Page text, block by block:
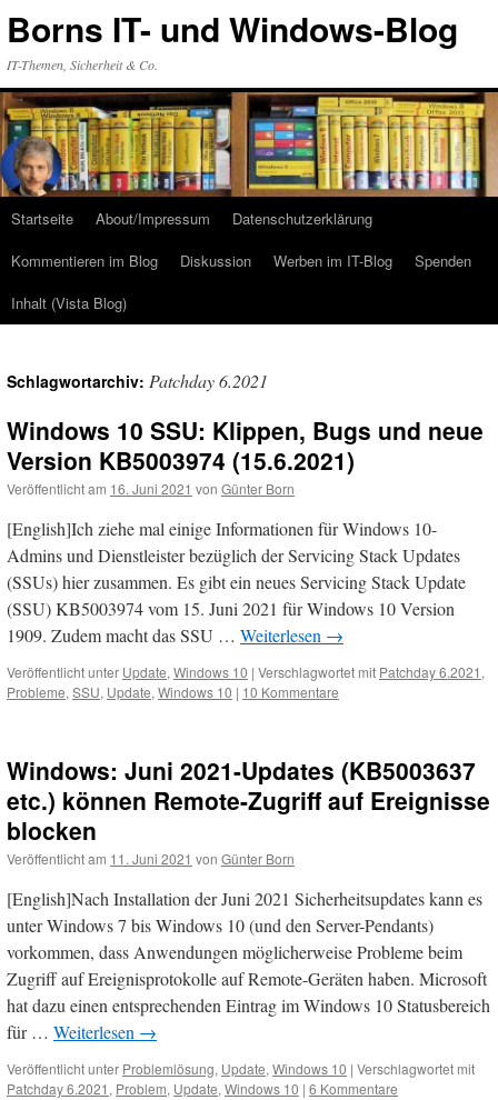
Inhalt
Borns IT- und Windows-Blog
IT-Themen, Sicherheit & Co.
Startseite About/Impressum
Datenschutzerklärung
Kommentieren im Blog
Diskussion Werben im IT-Blog
Spenden
Inhalt (Vista Blog)
Schlagwortarchiv: Patchday 6.2021
Windows 10 SSU: Klippen, Bugs und neue
Version KB5003974 (15.6.2021)
Veröffentlicht am 16. Juni 2021 von Günter Born
[English]Ich ziehe mal einige Informationen für Windows 10-
Admins und Dienstleister bezüglich der Servicing Stack Updates
(SSUs) hier zusammen. Es gibt ein neues Servicing Stack Update
(SSU) KB5003974 vom 15. Juni 2021 für Windows 10 Version
1909. Zudem macht das SSU … Weiterlesen →
Veröffentlicht unter Update, Windows 10 | Verschlagwortet mit Patchday 6.2021 ,
Probleme, SSU, Update, Windows 10 | 10 Kommentare
Windows: Juni 2021-Updates (KB5003637
etc.) können Remote-Zugriff auf Ereignisse
blocken
Veröffentlicht am 11. Juni 2021 von Günter Born
[English]Nach Installation der Juni 2021 Sicherheitsupdates kann es
unter Windows 7 bis Windows 10 (und den Server-Pendants)
vorkommen, dass Anwendungen möglicherweise Probleme beim
Zugriff auf Ereignisprotokolle auf Remote-Geräten haben. Microsoft
hat dazu einen entsprechenden Eintrag im Windows 10 Statusbereich
für … Weiterlesen →
Veröffentlicht unter Problemlösung, Update, Windows 10 | Verschlagwortet mit
Patchday 6.2021 , Problem, Update, Windows 10 | 6 Kommentare